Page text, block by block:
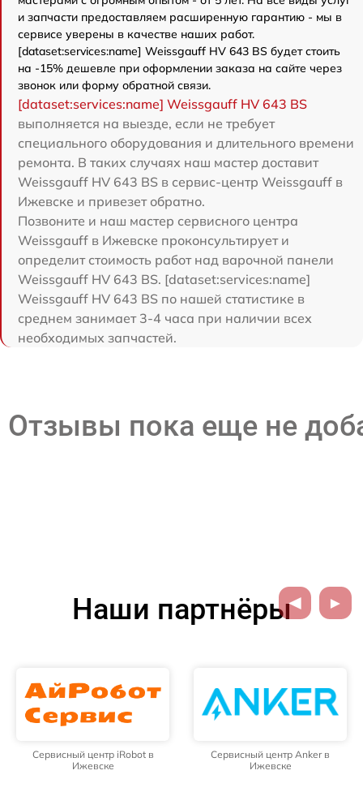
и запчасти предоставляем расширенную гарантию - мы в
сервисе уверены в качестве наших работ.
[dataset:services:name] Weissgauff HV 643 BS будет стоить
на -15% дешевле при оформлении заказа на сайте через
звонок или форму обратной связи.
[dataset:services:name] Weissgauff HV 643 BS
выполняется на выезде, если не требует
специального оборудования и длительного времени
ремонта. В таких случаях наш мастер доставит
Weissgauff HV 643 BS в сервис-центр Weissgauff в
Ижевске и привезет обратно.
Позвоните и наш мастер сервисного центра
Weissgauff в Ижевске проконсультирует и
определит стоимость работ над варочной панели
Weissgauff HV 643 BS. [dataset:services:name]
Weissgauff HV 643 BS по нашей статистике в
среднем занимает 3-4 часа при наличии всех
необходимых запчастей.
Отзывы пока еще не
Наши партнёры
Сервисный центр iRobot в
Ижевске
Сервисный центр Anker в
Ижевске